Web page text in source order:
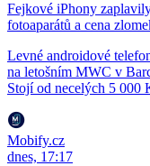
Fejkové iPhony
fotoaparátů a cena
Levné androidové
na letošním MWC v
Stojí od necelých 5 000
Mobify.cz
dnes, 17:17